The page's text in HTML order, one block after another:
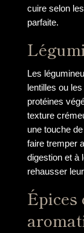
cuire selon
parfaite.
Les
lentilles ou
protéines
texture
une touche
faire tremper
digestion et à
rehausser
Épices